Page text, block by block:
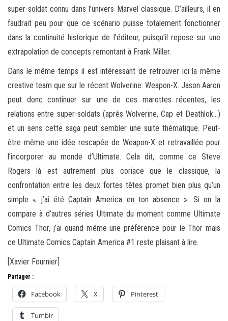
super-soldat connu dans l’univers Marvel classique. D’ailleurs, il en
faudrait peu pour que ce scénario puisse totalement fonctionner
dans la continuité historique de l’éditeur, puisqu’il repose sur une
extrapolation de concepts remontant à Frank Miller.
Dans le même temps il est intéressant de retrouver ici la même
creative team que sur le récent Wolverine: Weapon-X. Jason Aaron
peut donc continuer sur une de ces marottes récentes, les
relations entre super-soldats (après Wolverine, Cap et Deathlok…)
et un sens cette saga peut sembler une suite thématique. Peut-
être même une idée rescapée de Weapon-X et retravaillée pour
l’incorporer au monde d’Ultimate. Cela dit, comme ce Steve
Rogers là est autrement plus coriace que le classique, la
confrontation entre les deux fortes têtes promet bien plus qu’un
simple « j’ai été Captain America en ton absence ». Si on la
compare à d’autres séries Ultimate du moment comme Ultimate
Comics Thor, j’ai quand même une préférence pour le Thor mais
ce Ultimate Comics Captain America #1 reste plaisant à lire.
[Xavier Fournier]
Partager :
Facebook X Pinterest
Tumblr